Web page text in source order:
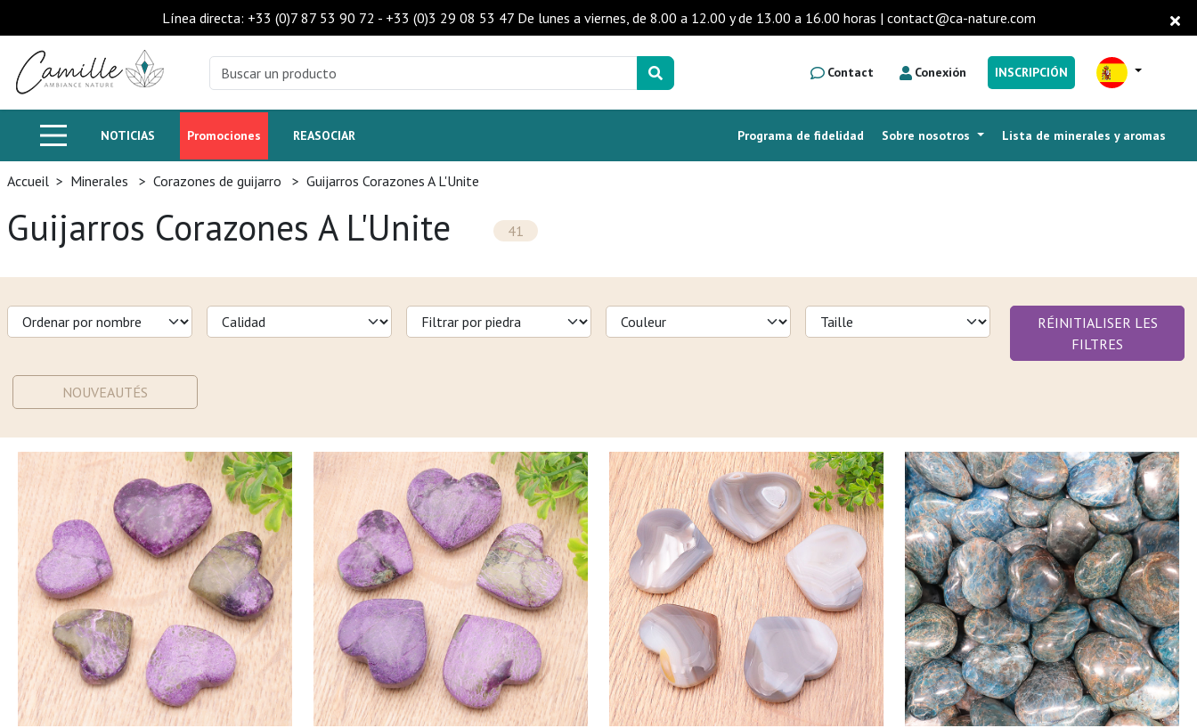
Línea directa: +33 (0)7 87 53 90 72 - +33 (0)3 29 08 53 47 De lunes a viernes, de 8.00 a 12.00 y de 13.00 a 16.00 horas | contact@ca-nature.com
Contact Conexión INSCRIPCIÓN
NOTICIAS Promociones REASOCIAR Lista de minerales y aromas
Sobre nosotros
Programa de fidelidad
Accueil > Minerales > Corazones de guijarro > Guijarros Corazones A L'Unite
Guijarros Corazones A L'Unite 41
RÉINITIALISER LES
FILTRES
NOUVEAUTÉS